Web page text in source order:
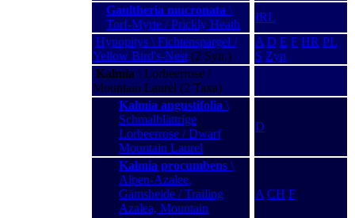
Gaultheria mucronata \
Torf-Myrte / Prickly Heath
IRL
Hypopitys \ Fichtenspargel /
Yellow Bird's-Nest (2 Syn.)
A D E F HR PL
S Zyp
Kalmia \ Lorbeerrose /
Mountain Laurel (2 Taxa)
Kalmia angustifolia \
Schmalblättrige
Lorbeerrose / Dwarf
Mountain Laurel
D
Kalmia procumbens \
Alpen-Azalee,
Gämsheide / Trailing
Azalea, Mountain
A CH F